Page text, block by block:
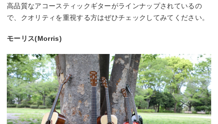
高品質なアコースティックギターがラインナップされているの
で、クオリティを重視する方はぜひチェックしてみてください。
モーリス(Morris)